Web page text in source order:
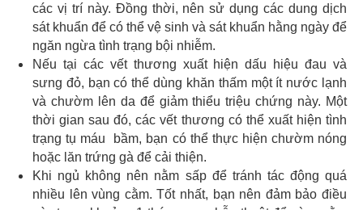
các vị trí này. Đồng thời, nên sử dụng các dung dịch
sát khuẩn để có thể vệ sinh và sát khuẩn hằng ngày để
ngăn ngừa tình trạng bội nhiễm.
Nếu tại các vết thương xuất hiện dấu hiệu đau và
sưng đỏ, bạn có thể dùng khăn thấm một ít nước lạnh
và chườm lên da để giảm thiểu triệu chứng này. Một
thời gian sau đó, các vết thương có thể xuất hiện tình
trạng tụ máu bầm, bạn có thể thực hiện chườm nóng
hoặc lăn trứng gà để cải thiện.
Khi ngủ không nên nằm sấp để tránh tác động quá
nhiều lên vùng cằm. Tốt nhất, bạn nên đảm bảo điều